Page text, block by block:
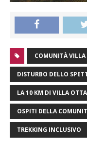
COMUNITÀ VILLA
DISTURBO DELLO
LA 10 KM DI VILLA
OSPITI DELLA
TREKKING INCLUSIVO